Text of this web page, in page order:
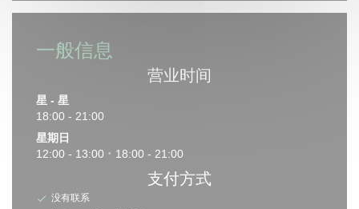
一般信息
营业时间
星 - 星
18:00 - 21:00
星期日
12:00 - 13:00 • 18:00 - 21:00
支付方式
没有联系